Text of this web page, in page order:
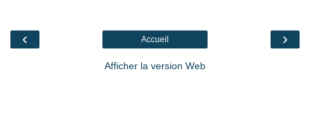
‹ ›
Accueil
Afficher la version Web